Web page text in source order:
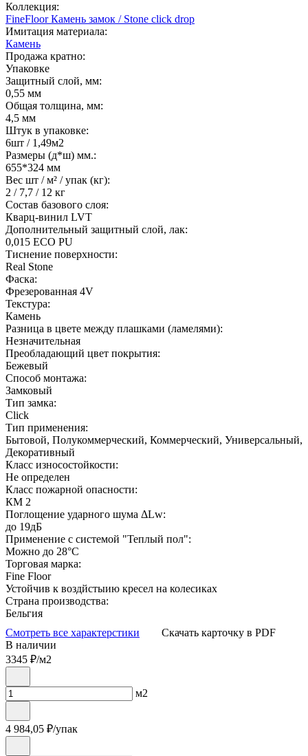
Коллекция:
FineFloor Камень замок / Stone click drop
Имитация материала:
Камень
Продажа кратно:
Упаковке
Защитный слой, мм:
0,55 мм
Общая толщина, мм:
4,5 мм
Штук в упаковке:
6шт / 1,49м2
Размеры (д*ш) мм.:
655*324 мм
Вес шт / м² / упак (кг):
2 / 7,7 / 12 кг
Состав базового слоя:
Кварц-винил LVT
Дополнительный защитный слой, лак:
0,015 ECO PU
Тиснение поверхности:
Real Stone
Фаска:
Фрезерованная 4V
Текстура:
Камень
Разница в цвете между плашками (ламелями):
Незначительная
Преобладающий цвет покрытия:
Бежевый
Способ монтажа:
Замковый
Тип замка:
Click
Тип применения:
Бытовой, Полукоммерческий, Коммерческий, Универсальный,
Декоративный
Класс износостойкости:
Не определен
Класс пожарной опасности:
КМ 2
Поглощение ударного шума ΔLw:
до 19дБ
Применение с системой "Теплый пол":
Можно до 28°С
Торговая марка:
Fine Floor
Устойчив к воздйстыию кресел на колесиках
Страна производства:
Бельгия
Смотреть все характерстики
Скачать карточку в PDF
В наличии
3345 ₽/м2
м2
4 984,05 ₽/упак